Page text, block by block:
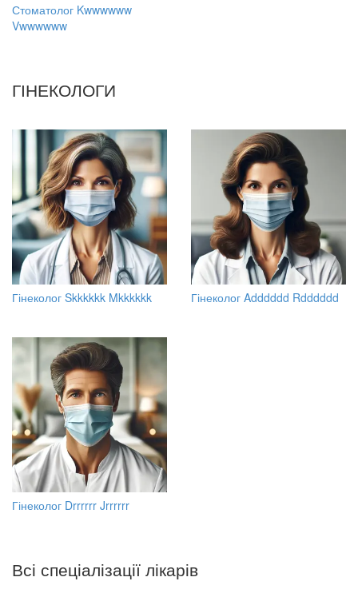
Стоматолог Kwwwwww
Vwwwwww
ГІНЕКОЛОГИ
Гінеколог Skkkkkk Mkkkkkk Гінеколог Adddddd Rdddddd
Гінеколог Drrrrrr Jrrrrrr
Всі спеціалізації лікарів